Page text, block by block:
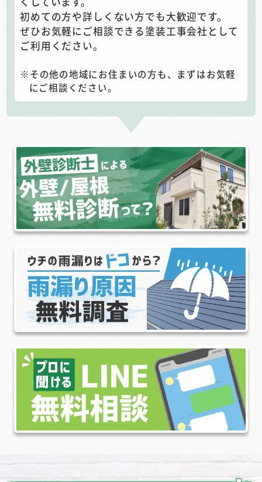
初めての方や詳しくない方でも大歓迎です。
ぜひお気軽にご相談できる塗装工事会社として
ご利用ください。
その他の地域にお住まいの方も、まずはお気軽
にご相談ください。